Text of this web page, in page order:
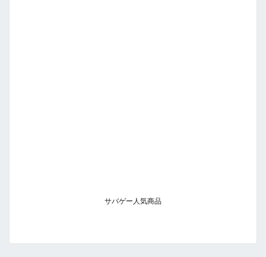
サバゲー人気商品